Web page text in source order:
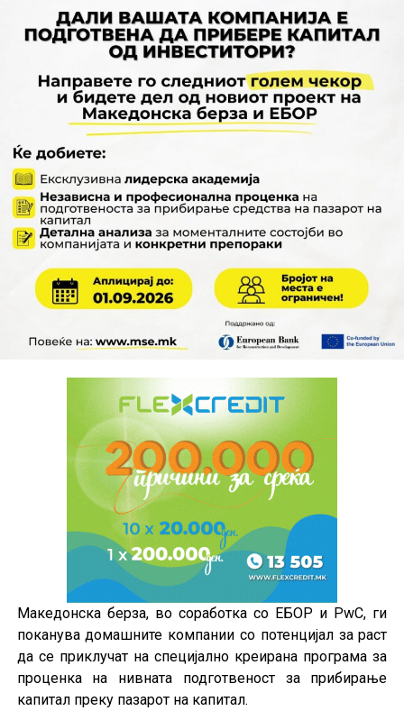
Македонска берза, во соработка со ЕБОР и PwC, ги
поканува домашните компании со потенцијал за раст
да се приклучат на специјално креирана програма за
проценка на нивната подготвеност за прибирање
капитал преку пазарот на капитал.